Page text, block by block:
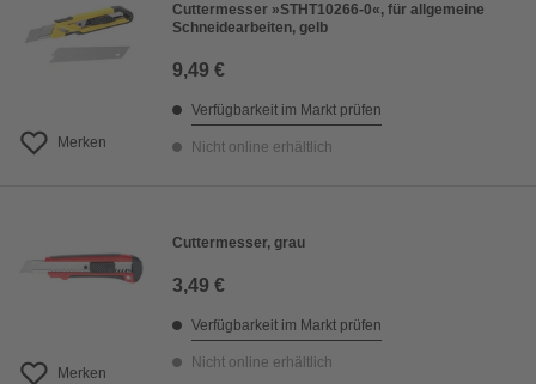
Merken
Cuttermesser »STHT10266-0«, für allgemeine
Schneidearbeiten, gelb
9,49 €
Verfügbarkeit im Markt prüfen
Nicht online erhältlich
Merken
Cuttermesser, grau
3,49 €
Verfügbarkeit im Markt prüfen
Nicht online erhältlich